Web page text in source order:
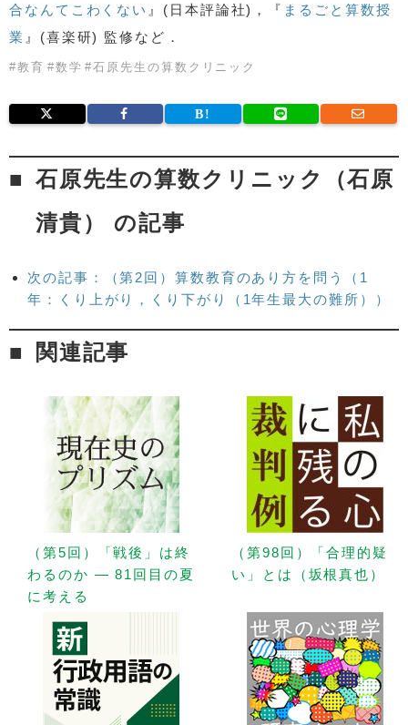
合なんてこわくない 』(日本評論社)，『 まるごと算数授
業 』(喜楽研) 監修など．
#教育 #数学 #石原先生の算数クリニック
石原先生の算数クリニック（石原
清貴） の記事
次の記事：（第2回）算数教育のあり方を問う（1
年：くり上がり，くり下がり（1年生最大の難所））
関連記事
（第5回）「戦後」は終
わるのか — 81回目の夏
に考える
（第98回）「合理的疑
い」とは（坂根真也）